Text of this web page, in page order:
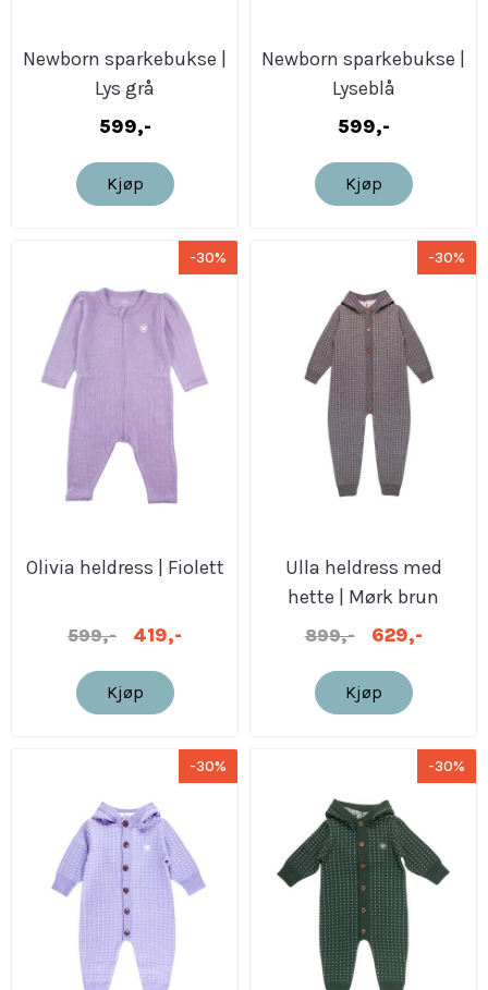
Newborn sparkebukse |
Lys grå
599,-
Kjøp
Newborn sparkebukse |
Lyseblå
599,-
Kjøp
-30%
Olivia heldress | Fiolett
599,- 419,-
Kjøp
-30%
Ulla heldress med
hette | Mørk brun
899,- 629,-
Kjøp
-30% -30%